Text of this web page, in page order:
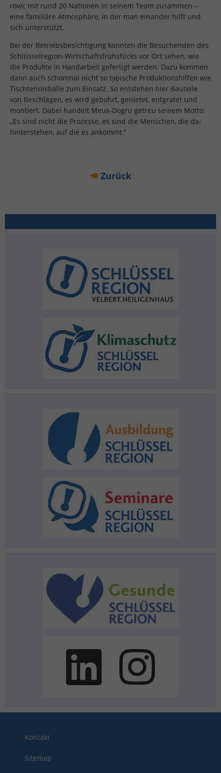
ro­vic mit rund 20 Na­tio­nen in sei­nem Team zu­sam­men –
eine fa­mi­liä­re At­mo­sphä­re, in der man ein­an­der hilft und
sich un­ter­stützt.
Bei der Be­triebs­be­sich­ti­gung konn­ten die Be­su­chen­den des
Schlüs­sel­re­gi­on-Wirt­schafts­früh­stücks vor Ort sehen, wie
die Pro­duk­te in Hand­ar­beit ge­fer­tigt wer­den. Dazu kom­men
dann auch schon­mal nicht so ty­pi­sche Pro­duk­ti­ons­hil­fen wie
Tisch­ten­nis­bäl­le zum Ein­satz. So ent­ste­hen hier Bau­tei­le
von Be­schlä­gen, es wird ge­bohrt, ge­nie­tet, ent­gra­tet und
mon­tiert. Dabei han­delt Meus-Dogru ge­treu sei­nem Motto:
„Es sind nicht die Pro­zes­se, es sind die Men­schen, die da­
hin­ter­ste­hen, auf die es an­kommt.“
Zu­rück
Kontakt
Sitemap